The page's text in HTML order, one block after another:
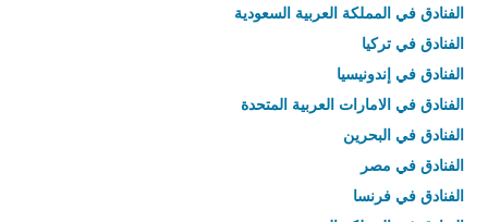
الفنادق في المملكة العربية السعودية
الفنادق في تركيا
الفنادق في إندونيسيا
الفنادق في الامارات العربية المتحدة
الفنادق في البحرين
الفنادق في مصر
الفنادق في فرنسا